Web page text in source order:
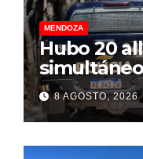
MENDOZA
Hubo 20
frontera
Godoy
8 AGOSTO, 2026